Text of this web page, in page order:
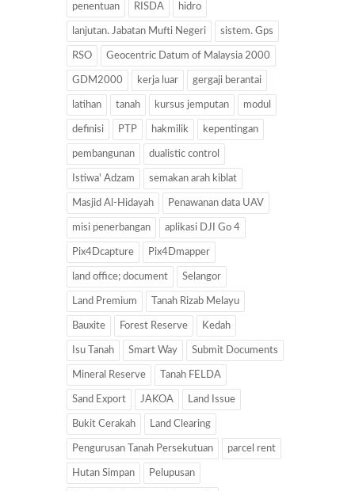
penentuan RISDA hidro
lanjutan. Jabatan Mufti Negeri sistem. Gps
RSO Geocentric Datum of Malaysia 2000
GDM2000 kerja luar gergaji berantai
latihan tanah kursus jemputan modul
definisi PTP hakmilik kepentingan
pembangunan dualistic control
Istiwa' Adzam semakan arah kiblat
Masjid Al-Hidayah Penawanan data UAV
misi penerbangan aplikasi DJI Go 4
Pix4Dcapture Pix4Dmapper
land office; document Selangor
Land Premium Tanah Rizab Melayu
Bauxite Forest Reserve Kedah
Isu Tanah Smart Way Submit Documents
Mineral Reserve Tanah FELDA
Sand Export JAKOA Land Issue
Bukit Cerakah Land Clearing
Pengurusan Tanah Persekutuan parcel rent
Hutan Simpan Pelupusan